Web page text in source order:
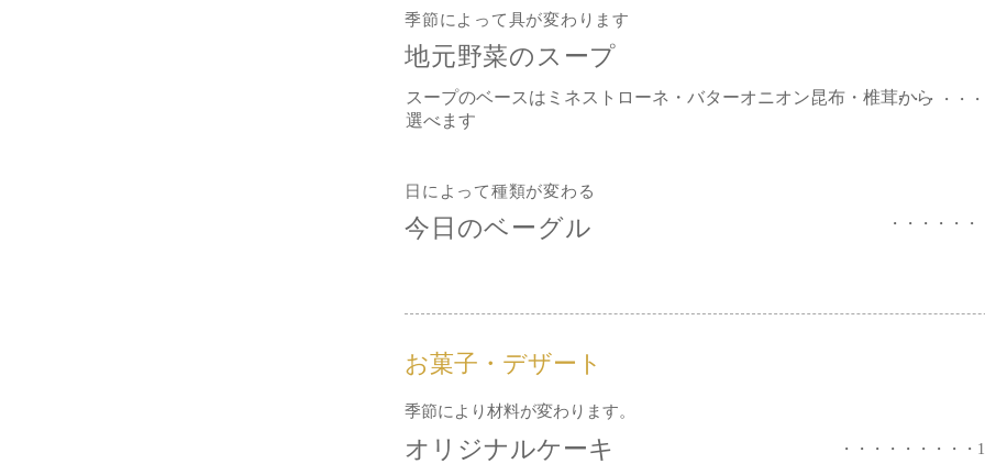
季節によって具が変わります
地元野菜のスープ
スープのベースはミネストローネ・バターオニオン昆布・椎茸から
選べます
・・・・・・
日によって種類が変わる
今日のベーグル ・・・・・
お菓子・デザート
季節により材料が変わります。
オリジナルケーキ ・・・・・・・・